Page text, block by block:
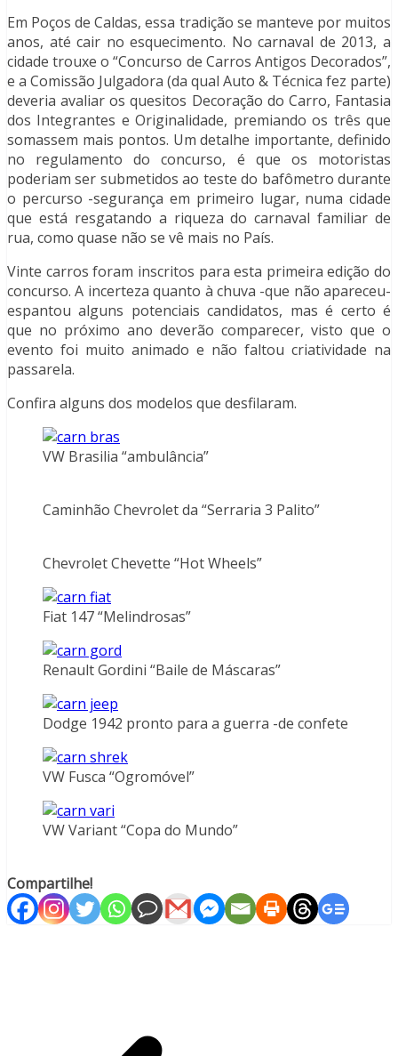
Em Poços de Caldas, essa tradição se manteve por muitos
anos, até cair no esquecimento. No carnaval de 2013, a
cidade trouxe o “Concurso de Carros Antigos Decorados”,
e a Comissão Julgadora (da qual Auto & Técnica fez parte)
deveria avaliar os quesitos Decoração do Carro, Fantasia
dos Integrantes e Originalidade, premiando os três que
somassem mais pontos. Um detalhe importante, definido
no regulamento do concurso, é que os motoristas
poderiam ser submetidos ao teste do bafômetro durante
o percurso -segurança em primeiro lugar, numa cidade
que está resgatando a riqueza do carnaval familiar de
rua, como quase não se vê mais no País.
Vinte carros foram inscritos para esta primeira edição do
concurso. A incerteza quanto à chuva -que não apareceu-
espantou alguns potenciais candidatos, mas é certo é
que no próximo ano deverão comparecer, visto que o
evento foi muito animado e não faltou criatividade na
passarela.
Confira alguns dos modelos que desfilaram.
VW Brasilia “ambulância”
Caminhão Chevrolet da “Serraria 3 Palito”
Chevrolet Chevette “Hot Wheels”
Fiat 147 “Melindrosas”
Renault Gordini “Baile de Máscaras”
Dodge 1942 pronto para a guerra -de confete
VW Fusca “Ogromóvel”
VW Variant “Copa do Mundo”
template
hierarchy
Compartilhe!